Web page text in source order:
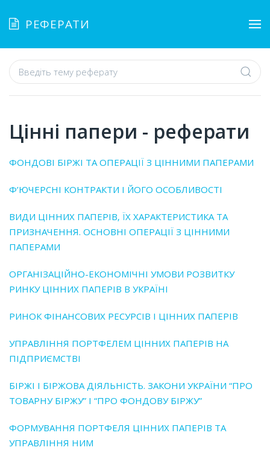
РЕФЕРАТИ
Цінні папери - реферати
ФОНДОВІ БІРЖІ ТА ОПЕРАЦІЇ З ЦІННИМИ ПАПЕРАМИ
Ф’ЮЧЕРСНІ КОНТРАКТИ І ЙОГО ОСОБЛИВОСТІ
ВИДИ ЦІННИХ ПАПЕРІВ‚ ЇХ ХАРАКТЕРИСТИКА ТА
ПРИЗНАЧЕННЯ. ОСНОВНІ ОПЕРАЦІЇ З ЦІННИМИ
ПАПЕРАМИ
ОРГАНІЗАЦІЙНО-ЕКОНОМІЧНІ УМОВИ РОЗВИТКУ
РИНКУ ЦІННИХ ПАПЕРІВ В УКРАЇНІ
РИНОК ФІНАНСОВИХ РЕСУРСІВ І ЦІННИХ ПАПЕРІВ
УПРАВЛІННЯ ПОРТФЕЛЕМ ЦІННИХ ПАПЕРІВ НА
ПІДПРИЄМСТВІ
БІРЖІ І БІРЖОВА ДІЯЛЬНІСТЬ. ЗАКОНИ УКРАЇНИ “ПРО
ТОВАРНУ БІРЖУ” І “ПРО ФОНДОВУ БІРЖУ”
ФОРМУВАННЯ ПОРТФЕЛЯ ЦІННИХ ПАПЕРІВ ТА
УПРАВЛІННЯ НИМ